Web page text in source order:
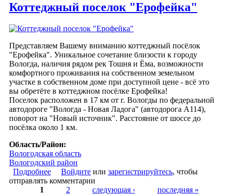
Коттеджный поселок "Ерофейка"
Представляем Вашему вниманию коттеджный посёлок
"Ерофейка". Уникальное сочетание близости к городу
Вологда, наличия рядом рек Тошня и Ёма, возможности
комфортного проживания на собственном земельном
участке в собственном доме при доступной цене - всё это
вы обретёте в коттеджном посёлке Ерофейка!
Поселок расположен в 17 км от г. Вологды по федеральной
автодороге "Вологда - Новая Ладога" (автодорога А114),
поворот на "Новый источник". Расстояние от шоссе до
посёлка около 1 км.
Область/Район:
Вологодская область
Вологодский район
Подробнее о Коттеджный поселок "Ерофейка"
Войдите или зарегистрируйтесь, чтобы
отправлять комментарии
1 2 следующая › последняя »